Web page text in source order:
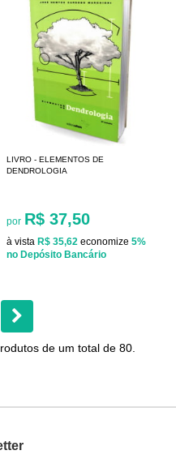
LIVRO - ELEMENTOS DE
DENDROLOGIA
por R$ 37,50
à vista R$ 35,62 economize 5%
no Depósito Bancário
de um total de 80.